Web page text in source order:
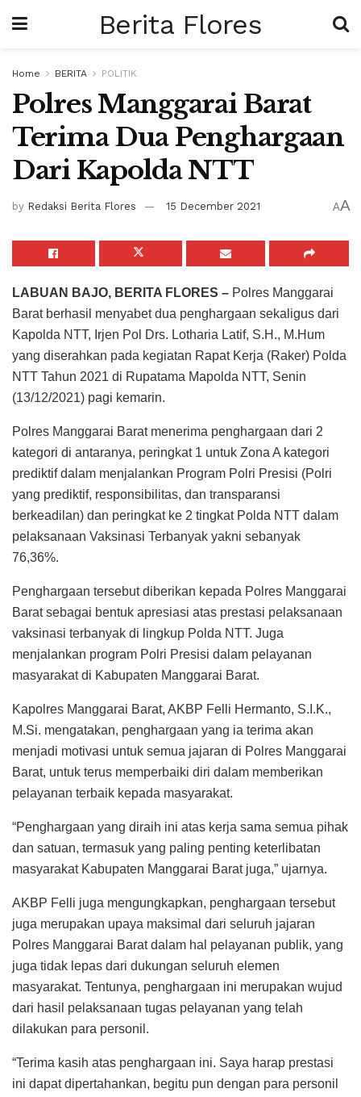
Berita Flores
Home BERITA POLITIK
Polres Manggarai Barat
Terima Dua Penghargaan
Dari Kapolda NTT
by Redaksi Berita Flores 15 December 2021 AA
LABUAN BAJO, BERITA FLORES – Polres Manggarai
Barat berhasil menyabet dua penghargaan sekaligus dari
Kapolda NTT, Irjen Pol Drs. Lotharia Latif, S.H., M.Hum
yang diserahkan pada kegiatan Rapat Kerja (Raker) Polda
NTT Tahun 2021 di Rupatama Mapolda NTT, Senin
(13/12/2021) pagi kemarin.
Polres Manggarai Barat menerima penghargaan dari 2
kategori di antaranya, peringkat 1 untuk Zona A kategori
prediktif dalam menjalankan Program Polri Presisi (Polri
yang prediktif, responsibilitas, dan transparansi
berkeadilan) dan peringkat ke 2 tingkat Polda NTT dalam
pelaksanaan Vaksinasi Terbanyak yakni sebanyak
76,36%.
Penghargaan tersebut diberikan kepada Polres Manggarai
Barat sebagai bentuk apresiasi atas prestasi pelaksanaan
vaksinasi terbanyak di lingkup Polda NTT. Juga
menjalankan program Polri Presisi dalam pelayanan
masyarakat di Kabupaten Manggarai Barat.
Kapolres Manggarai Barat, AKBP Felli Hermanto, S.I.K.,
M.Si. mengatakan, penghargaan yang ia terima akan
menjadi motivasi untuk semua jajaran di Polres Manggarai
Barat, untuk terus memperbaiki diri dalam memberikan
pelayanan terbaik kepada masyarakat.
“Penghargaan yang diraih ini atas kerja sama semua pihak
dan satuan, termasuk yang paling penting keterlibatan
masyarakat Kabupaten Manggarai Barat juga,” ujarnya.
AKBP Felli juga mengungkapkan, penghargaan tersebut
juga merupakan upaya maksimal dari seluruh jajaran
Polres Manggarai Barat dalam hal pelayanan publik, yang
juga tidak lepas dari dukungan seluruh elemen
masyarakat. Tentunya, penghargaan ini merupakan wujud
dari hasil pelaksanaan tugas pelayanan yang telah
dilakukan para personil.
“Terima kasih atas penghargaan ini. Saya harap prestasi
ini dapat dipertahankan, begitu pun dengan para personil